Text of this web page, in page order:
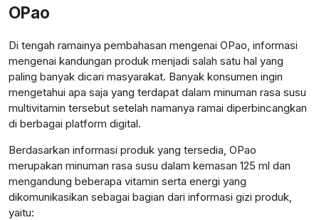
OPao
Di tengah ramainya pembahasan mengenai OPao, informasi
mengenai kandungan produk menjadi salah satu hal yang
paling banyak dicari masyarakat. Banyak konsumen ingin
mengetahui apa saja yang terdapat dalam minuman rasa susu
multivitamin tersebut setelah namanya ramai diperbincangkan
di berbagai platform digital.
Berdasarkan informasi produk yang tersedia, OPao
merupakan minuman rasa susu dalam kemasan 125 ml dan
mengandung beberapa vitamin serta energi yang
dikomunikasikan sebagai bagian dari informasi gizi produk,
yaitu: